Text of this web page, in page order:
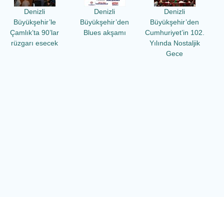
Denizli
Büyükşehir’le
Çamlık’ta 90’lar
rüzgarı esecek
Denizli
Büyükşehir’den
Blues akşamı
Denizli
Büyükşehir’den
Cumhuriyet’in 102.
Yılında Nostaljik
Gece